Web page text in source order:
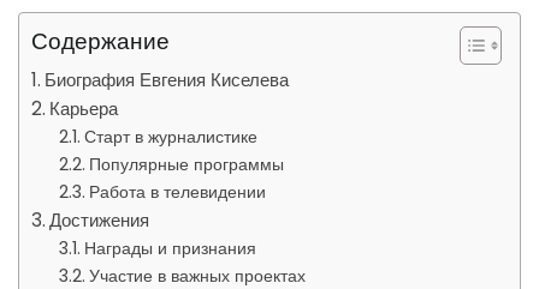
Содержание
Биография Евгения Киселева
Карьера
Старт в журналистике
Популярные программы
Работа в телевидении
Достижения
Награды и признания
Участие в важных проектах